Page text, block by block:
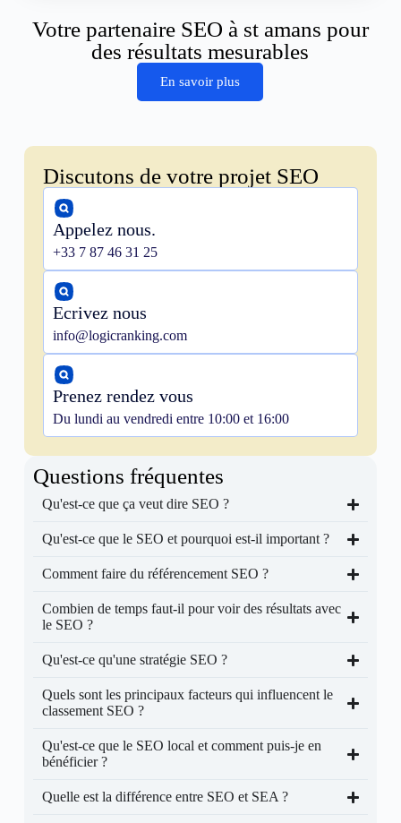
Votre partenaire SEO à st amans pour
des résultats mesurables
En savoir plus
Discutons de votre projet SEO
Appelez nous.
+33 7 87 46 31 25
Ecrivez nous
info@logicranking.com
Prenez rendez vous
Du lundi au vendredi entre 10:00 et 16:00
Questions fréquentes
Qu'est-ce que ça veut dire SEO ?
Qu'est-ce que le SEO et pourquoi est-il important ?
Comment faire du référencement SEO ?
Combien de temps faut-il pour voir des résultats avec
le SEO ?
Qu'est-ce qu'une stratégie SEO ?
Quels sont les principaux facteurs qui influencent le
classement SEO ?
Qu'est-ce que le SEO local et comment puis-je en
bénéficier ?
Quelle est la différence entre SEO et SEA ?